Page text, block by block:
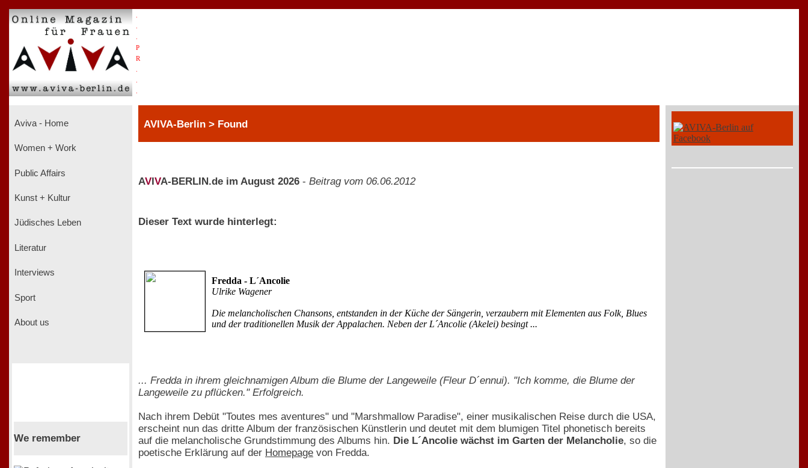
P
R
Aviva - Home
Women + Work
Public Affairs
Kunst + Kultur
Jüdisches Leben
Literatur
Interviews
Sport
About us
We remember
AVIVA-Berlin > Found
AV VA-BERLIN.de im August 2026 - Beitrag vom 06.06.2012
Dieser Text wurde hinterlegt:
Fredda - L´Ancolie
Ulrike Wagener
Die melancholischen Chansons, entstanden in der Küche der Sängerin, verzaubern mit Elementen aus Folk, Blues
und der traditionellen Musik der Appalachen. Neben der L´Ancolie (Akelei) besingt ...
... Fredda in ihrem gleichnamigen Album die Blume der Langeweile (Fleur D´ennui). "Ich komme, die Blume der
Langeweile zu pflücken." Erfolgreich.
Nach ihrem Debüt "Toutes mes aventures" und "Marshmallow Paradise", einer musikalischen Reise durch die USA,
erscheint nun das dritte Album der französischen Künstlerin und deutet mit dem blumigen Titel phonetisch bereits
auf die melancholische Grundstimmung des Albums hin. Die L´Ancolie wächst im Garten der Melancholie, so die
poetische Erklärung auf der Homepage von Fredda.